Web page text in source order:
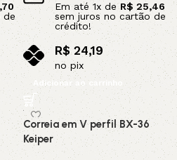
de
Em até 1x deR$ 25,46
sem juros no cartão de
crédito!
R$24,19
no pix
Adicionar ao carrinho
Correia em V perfil BX-36
Keiper